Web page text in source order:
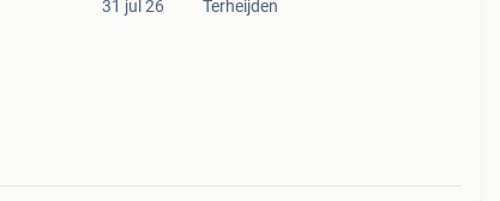
31 jul 26 Terheijden